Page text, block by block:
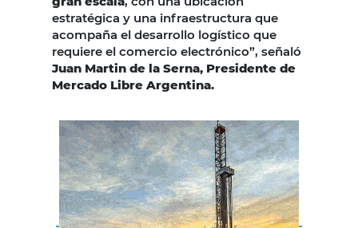
estratégica y una infraestructura que
acompaña el desarrollo logístico que
requiere el comercio electrónico”, señaló
Juan Martin de la Serna, Presidente de
Mercado Libre Argentina.